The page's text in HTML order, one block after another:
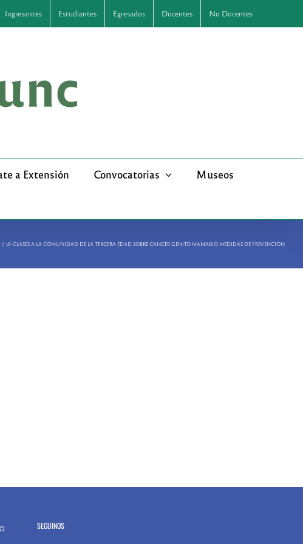
Ingresantes Estudiantes Egresados Docentes No Docentes
a Extensión Convocatorias Museos
16-CLASES A LA COMUNIDAD DE LA TERCERA EDAD SOBRE CANCER GENITO MAMARIO MEDIDAS DE PREVENCIÓN
SEGUINOS